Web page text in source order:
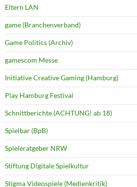
Eltern LAN
game (Branchenverband)
Game Politics (Archiv)
gamescom Messe
Initiative Creative Gaming (Hamburg)
Play Hamburg Festival
Schnittberichte (ACHTUNG! ab 18)
Spielbar (BpB)
Spieleratgeber NRW
Stiftung Digitale Spielkultur
Stigma Videospiele (Medienkritik)